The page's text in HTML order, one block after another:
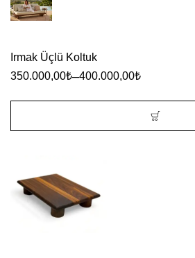
Irmak Üçlü Koltuk
350.000,00₺–400.000,00₺
birden
fazla